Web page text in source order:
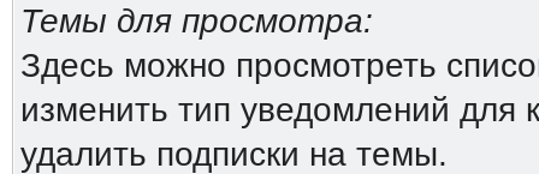
Темы для просмотра:
Здесь можно просмотреть
изменить тип уведомлений
удалить подписки на темы.